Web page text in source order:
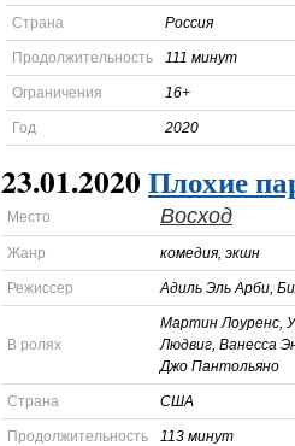
Страна Россия
Продолжительность 111 минут
Ограничения 16+
Год 2020
23.01.2020Плохие
Место Восход
Жанр комедия, экшн
Режиссер Адиль Эль Арби,
В ролях
Мартин Лоуренс,
Людвиг, Ванесса
Джо Пантольяно
Страна США
Продолжительность 113 минут